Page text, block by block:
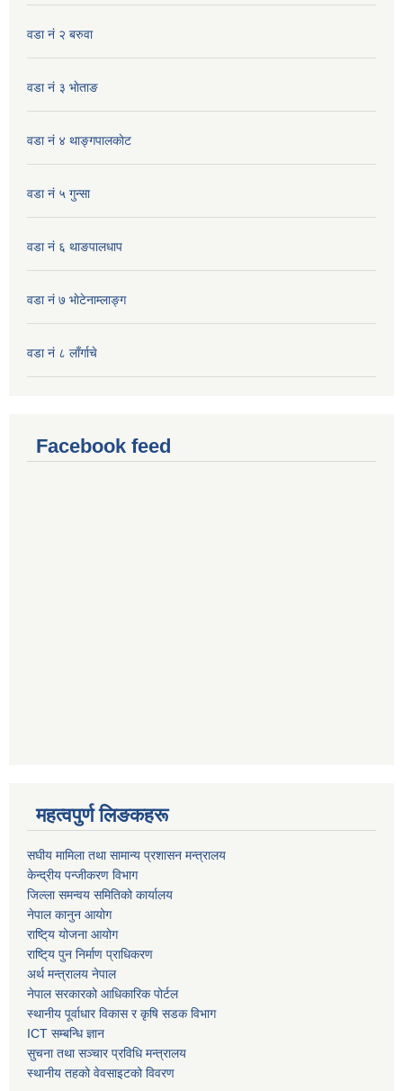
वडा नं २ बरुवा
वडा नं ३ भाेताङ
वडा नं ४ थाङ्गपालकाेट
वडा नं ५ गुन्सा
वडा नं ६ थाङपालधाप
वडा नं ७ भाेटेनाम्लाङ्ग
वडा नं ८ लाँर्गाचे
Facebook feed
महत्वपुर्ण लिङकहरू
स‌घीय मामिला तथा सामान्य प्रशासन मन्त्रालय
केन्द्रीय पन्जीकरण विभाग
जिल्ला समन्वय समितिको कार्यालय
नेपाल कानुन आयोग
राष्टि्य योजना आयोग
राष्टि्य पुन निर्माण प्राधिकरण
अर्थ मन्त्रालय नेपाल
नेपाल सरकारको आधिकारिक पोर्टल
स्थानीय पूर्वाधार विकास र कृषि सडक विभाग
ICT सम्बन्धि ज्ञान
सुचना तथा सञ्चार प्रविधि मन्त्रालय
स्थानीय तहको वेवसाइटको विवरण